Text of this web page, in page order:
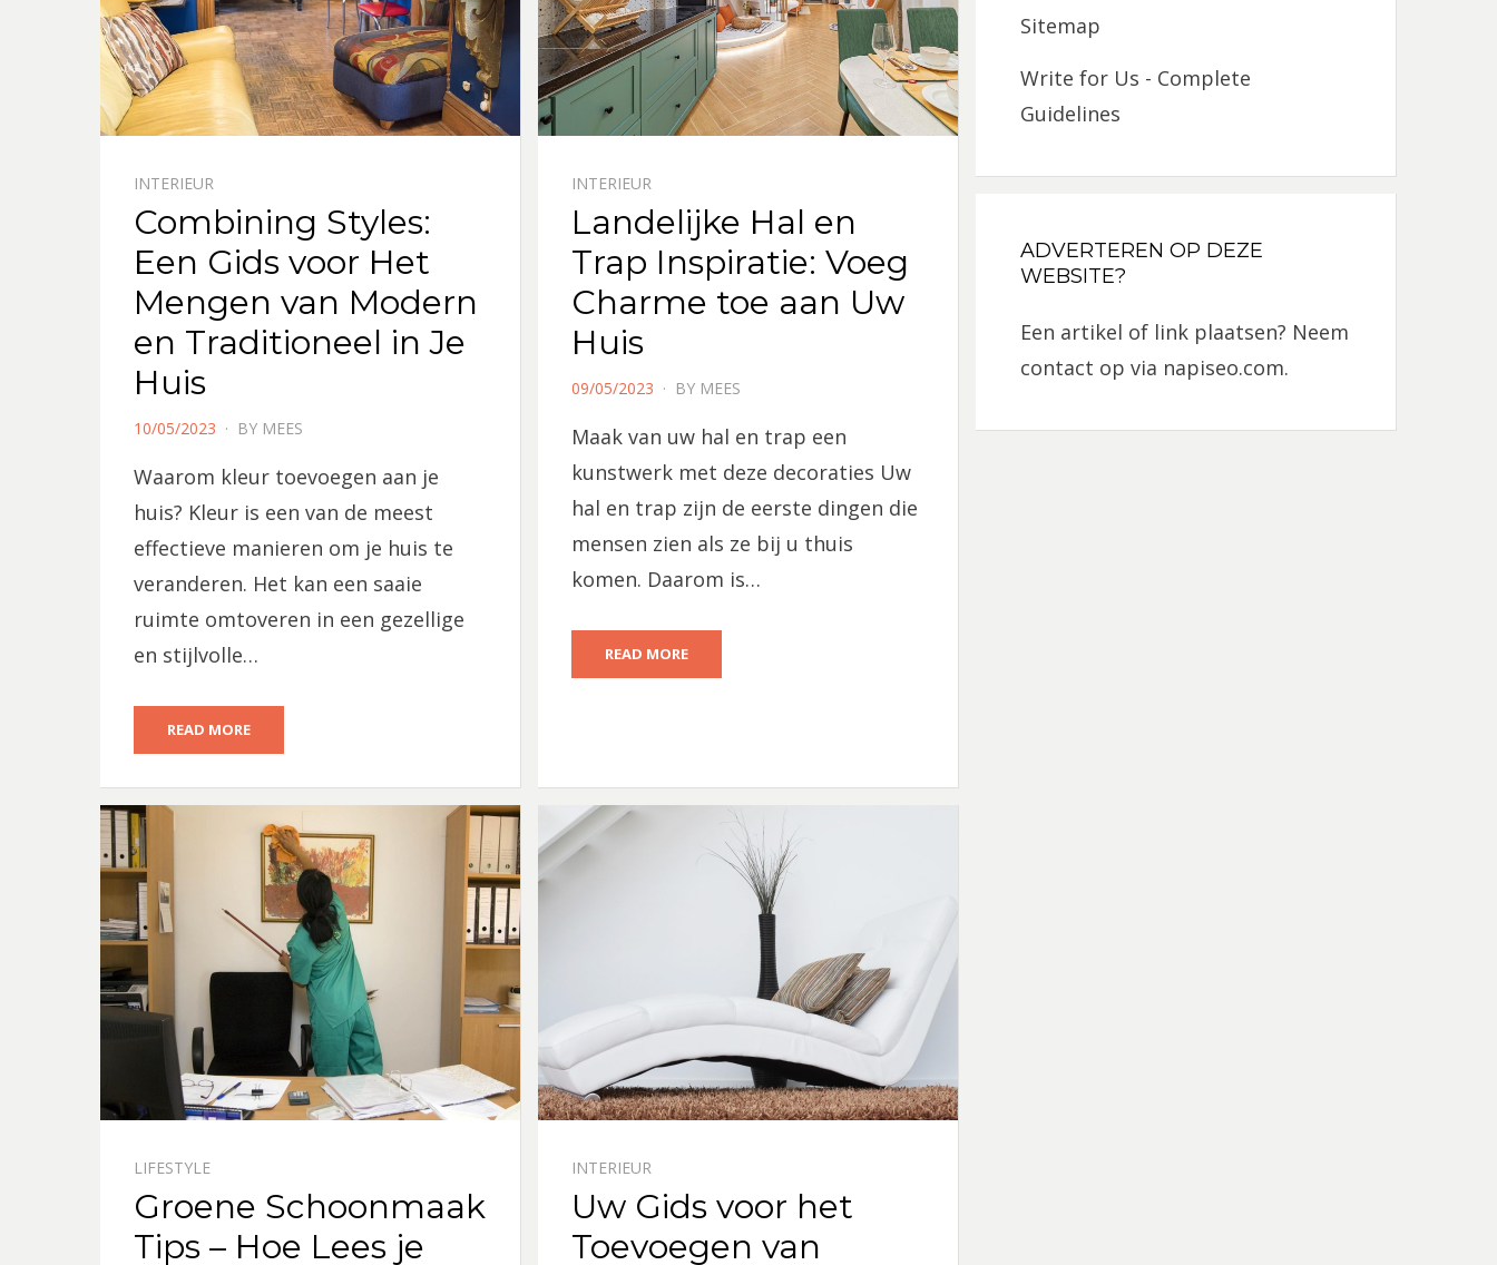
INTERIEUR
Combining Styles:
Een Gids voor Het
Mengen van Modern
en Traditioneel in Je
Huis
POSTED
10/05/2023 BY MEES
Waarom kleur toevoegen aan je
huis? Kleur is een van de meest
effectieve manieren om je huis te
veranderen. Het kan een saaie
ruimte omtoveren in een gezellige
en stijlvolle…
READ MORE
INTERIEUR
Landelijke Hal en
Trap Inspiratie: Voeg
Charme toe aan Uw
Huis
POSTED
09/05/2023 BY MEES
Maak van uw hal en trap een
kunstwerk met deze decoraties Uw
hal en trap zijn de eerste dingen die
mensen zien als ze bij u thuis
komen. Daarom is…
READ MORE
LIFESTYLE
Groene Schoonmaak
Tips – Hoe Lees je
INTERIEUR
Uw Gids voor het
Toevoegen van
Sitemap
Write for Us - Complete
Guidelines
ADVERTEREN OP DEZE
WEBSITE?
Een artikel of link plaatsen? Neem
contact op via napiseo.com.